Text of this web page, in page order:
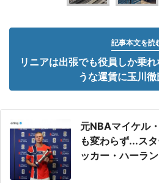
記事本文を読
リニアは出張でも役員しか乗
うな運賃に玉川
元NBAマイケル
も変わらず...ス
ッカー・ハーラ